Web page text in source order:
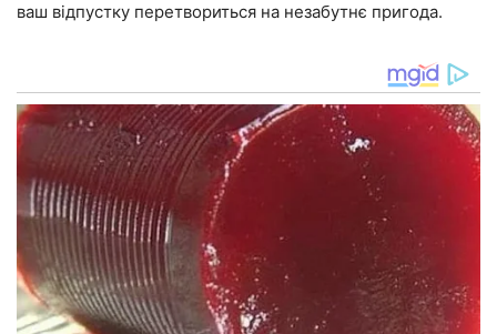
ваш відпустку перетвориться на незабутнє пригода.